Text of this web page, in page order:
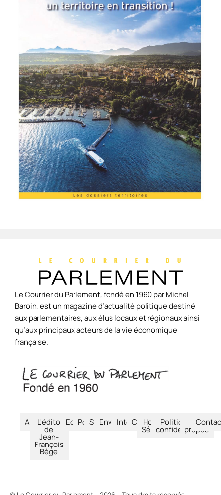
Le Courrier du Parlement, fondé en 1960 par Michel
Baroin, est un magazine d’actualité politique destiné
aux parlementaires, aux élus locaux et régionaux ainsi
qu’aux principaux acteurs de la vie économique
française.
Accueil
L'édito
de
Jean-
François
Bège
Economie
Politique
SociétéEnvironnement
International
CultureHors-
Séries
Politique de
confidentialité
À
propos